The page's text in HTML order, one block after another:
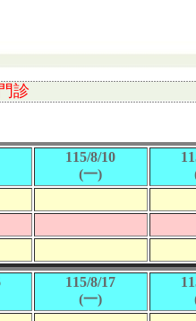
診
115/8/10
(一)
115/8/17
(一)